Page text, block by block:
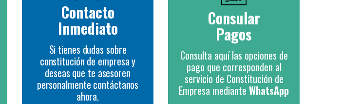
Contacto
Inmediato
Si tienes dudas sobre
constitución de empresa y
deseas que te asesoren
personalmente contáctanos
ahora.
Consular
Pagos
Consulta aquí las opciones de
pago que corresponden al
servicio de Constitución de
Empresa mediante WhatsApp